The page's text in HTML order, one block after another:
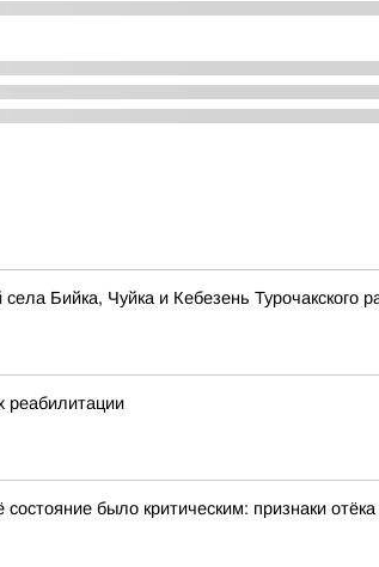
Бийка, Чуйка и Кебезень Турочакского
реабилитации
было критическим: признаки